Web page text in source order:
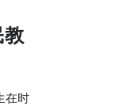
教
在时